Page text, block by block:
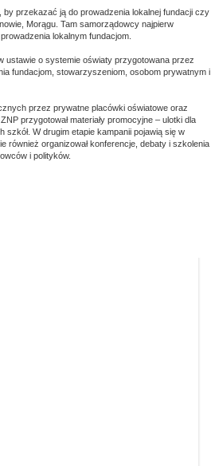
przekazać ją do prowadzenia lokalnej fundacji czy
Morągu. Tam samorządowcy najpierw
lokalnym fundacjom.
ustawie o systemie oświaty przygotowana przez
fundacjom, stowarzyszeniom, osobom prywatnym i
przez prywatne placówki oświatowe oraz
przygotował materiały promocyjne – ulotki dla
W drugim etapie kampanii pojawią się w
również organizował konferencje, debaty i szkolenia
i polityków.